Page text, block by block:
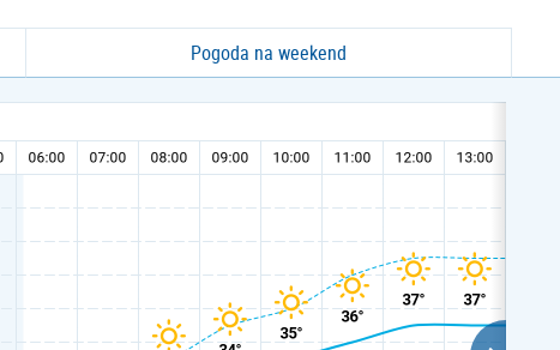
Pogoda na weekend